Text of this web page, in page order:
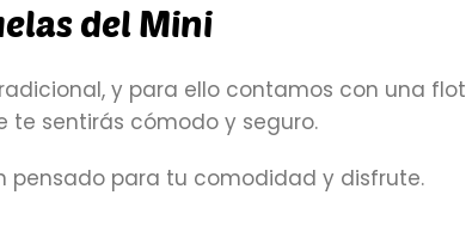
del Mini
y para ello contamos con una
te sentirás cómodo y seguro.
pensado para tu comodidad y disfrute.